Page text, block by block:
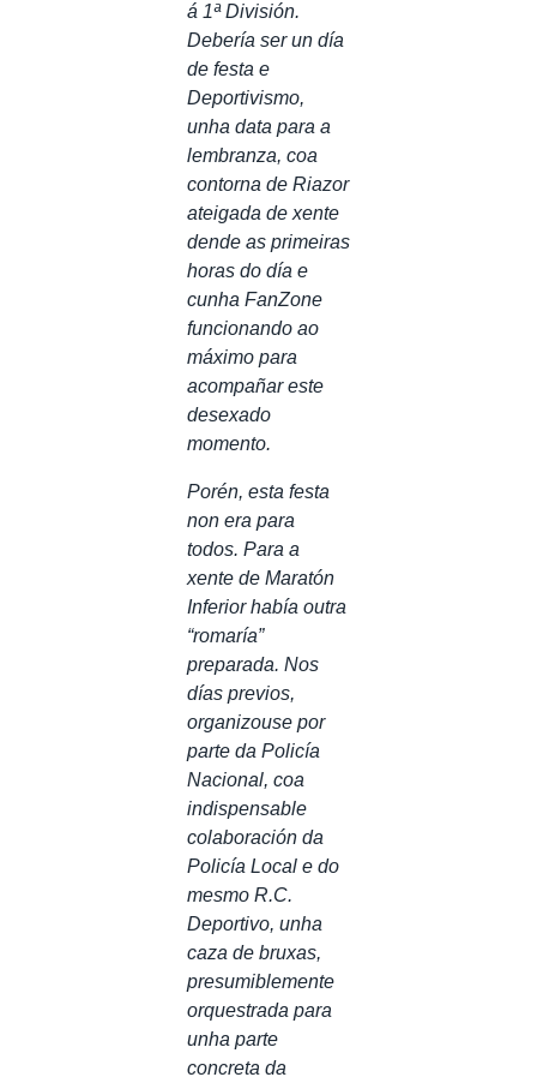
á 1ª División.
Debería ser un día
de festa e
Deportivismo,
unha data para a
lembranza, coa
contorna de Riazor
ateigada de xente
dende as primeiras
horas do día e
cunha FanZone
funcionando ao
máximo para
acompañar este
desexado
momento.
Porén, esta festa
non era para
todos. Para a
xente de Maratón
Inferior había outra
“romaría”
preparada. Nos
días previos,
organizouse por
parte da Policía
Nacional, coa
indispensable
colaboración da
Policía Local e do
mesmo R.C.
Deportivo, unha
caza de bruxas,
presumiblemente
orquestrada para
unha parte
concreta da